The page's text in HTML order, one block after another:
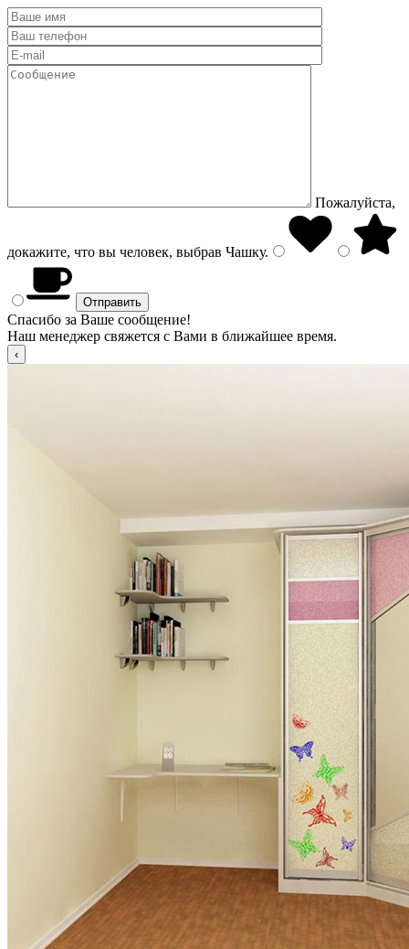
Пожалуйста,
докажите, что вы человек, выбрав Чашку.
Спасибо за Ваше сообщение!
Наш менеджер свяжется с Вами в ближайшее время.